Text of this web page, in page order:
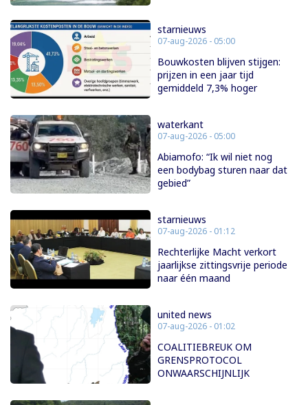
starnieuws
07-aug-2026 - 05:00
Bouwkosten blijven stijgen:
prijzen in een jaar tijd
gemiddeld 7,3% hoger
waterkant
07-aug-2026 - 05:00
Abiamofo: “Ik wil niet nog
een bodybag sturen naar dat
gebied”
starnieuws
07-aug-2026 - 01:12
Rechterlijke Macht verkort
jaarlijkse zittingsvrije periode
naar één maand
united news
07-aug-2026 - 01:02
COALITIEBREUK OM
GRENSPROTOCOL
ONWAARSCHIJNLIJK